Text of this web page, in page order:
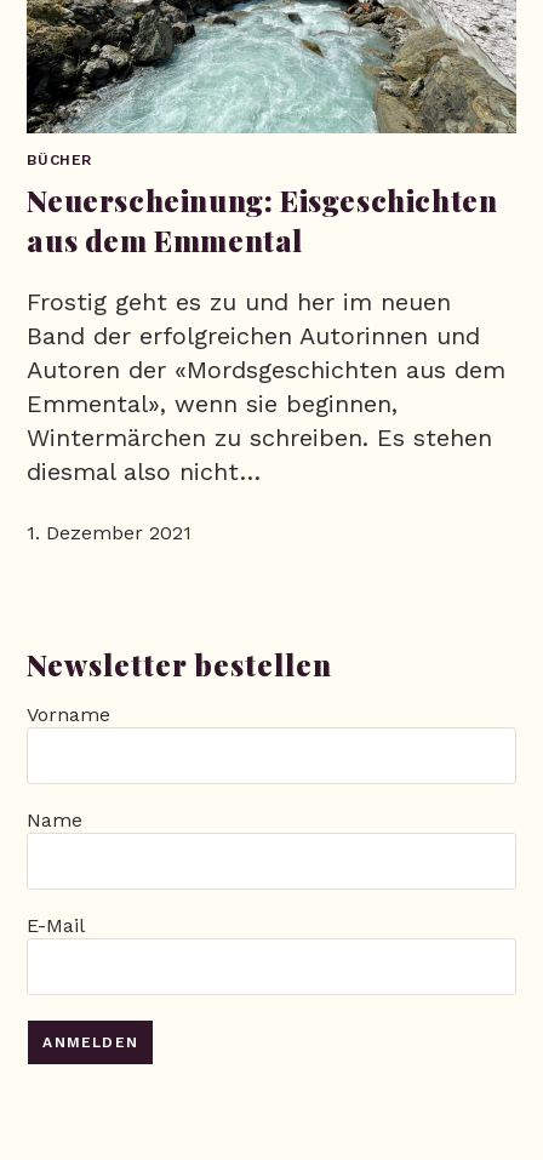
BÜCHER
Neuerscheinung: Eisgeschichten
aus dem Emmental
Frostig geht es zu und her im neuen
Band der erfolgreichen Autorinnen und
Autoren der «Mordsgeschichten aus dem
Emmental», wenn sie beginnen,
Wintermärchen zu schreiben. Es stehen
diesmal also nicht…
1. Dezember 2021
Newsletter bestellen
Vorname
Name
E-Mail